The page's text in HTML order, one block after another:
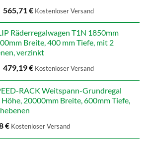
Ursprünglicher
Preis
707,14 €
565,71 €Aktueller
565,71 €.
Kostenloser Versand
Räderregalwagen T1N 1850mm
Breite, 400 mm Tiefe, mit 2
verzinkt
Ursprünglicher
Preis
598,99 €
479,19€Aktueller
479,19 €.
Kostenloser Versand
RACK Weitspann-Grundregal
20000mm Breite, 600mm Tiefe,
€ Kostenloser Versand